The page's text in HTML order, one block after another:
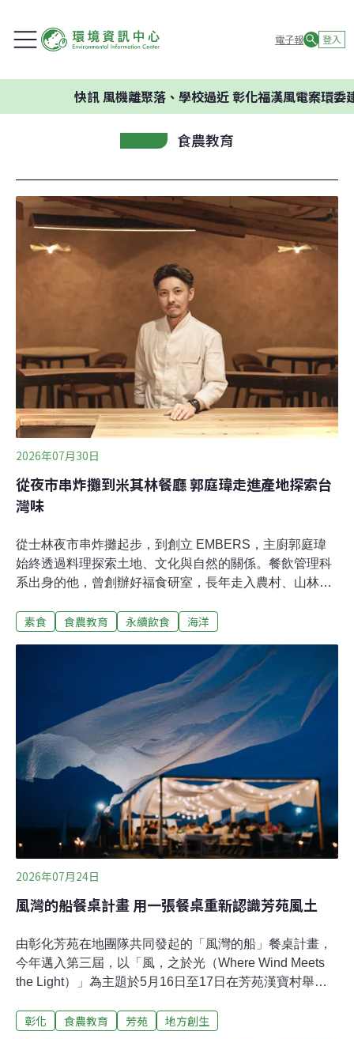
電子報 登入
風機離聚落、學校過近 彰化福漢風電案環委建議不應
食農教育
2026年07月30日
從夜市串炸攤到米其林餐廳 郭庭瑋走進產地探索台
灣味
從士林夜市串炸攤起步，到創立 EMBERS，主廚郭庭瑋
始終透過料理探索土地、文化與自然的關係。餐飲管理科
系出身的他，曾創辦好福食研室，長年走入農村、山林與
言。2021年創立EMBERS後，以台灣食材、柴燒料理與
2025）獲得米其林綠星肯定。近年更以「全植物」、「雜
魚學」等研究型菜單重新思考植物、海洋與永續飲食，並
與蘇立中共同出版《iá 野植風味學》系列，從野生植物、
採集文化與風味研究出發，持續探索屬於台灣的飲食文化
與風土樣貌，成為近年台灣最具代表性的永續料理實踐者
之一。從夜市串炸到EMBERS 郭庭瑋在土地與食材之間
尋找台灣味郭庭瑋回憶，初入社會時最早從事酒水吧台相
關工作。創業後，因為一間店什麼事都要自己來，廚房人
手不足、營運成本需要控管，他便親自下場補位。幾次跟
朋友創業的經驗，讓
素食 食農教育 永續飲食 海洋
2026年07月24日
風灣的船餐桌計畫 用一張餐桌重新認識芳苑風土
由彰化芳苑在地團隊共同發起的「風灣的船」餐桌計畫，
今年邁入第三屆，以「風，之於光（Where Wind Meets
the Light）」為主題於5月16日至17日在芳苑漢寶村舉
念，打造一場融合風土、料理與場域體驗的地方餐桌。
彰化 食農教育 芳苑 地方創生